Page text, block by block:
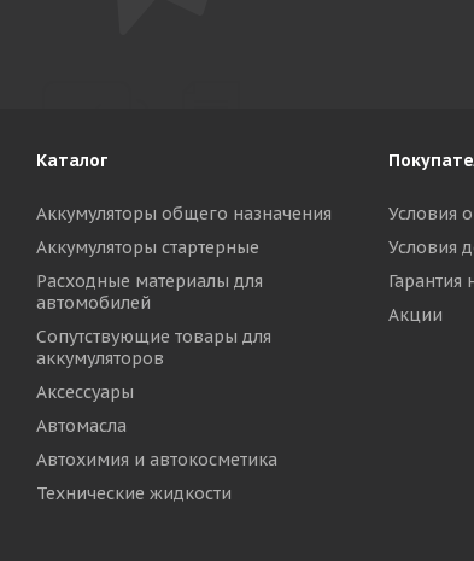
Каталог
Аккумуляторы общего назначения
Аккумуляторы стартерные
Расходные материалы для
автомобилей
Сопутствующие товары для
аккумуляторов
Аксессуары
Автомасла
Автохимия и автокосметика
Технические жидкости
Условия
Условия
Гарантия
Акции